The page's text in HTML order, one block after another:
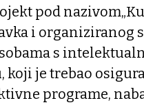
pod
i organiziranog
s
koji je trebao
programe,